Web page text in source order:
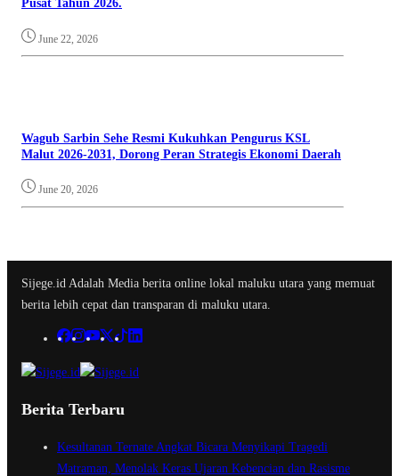
Pusat Tahun 2026.
June 22, 2026
Wagub Sarbin Sehe Resmi Kukuhkan Pengurus KSL
Malut 2026-2031, Dorong Peran Strategis Ekonomi Daerah
June 20, 2026
Sijege.id Adalah Media berita online lokal maluku utara yang memuat
berita lebih cepat dan transparan di maluku utara.
Berita Terbaru
Kesultanan Ternate Angkat Bicara Menyikapi Tragedi
Matraman, Menolak Keras Ujaran Kebencian dan Rasisme